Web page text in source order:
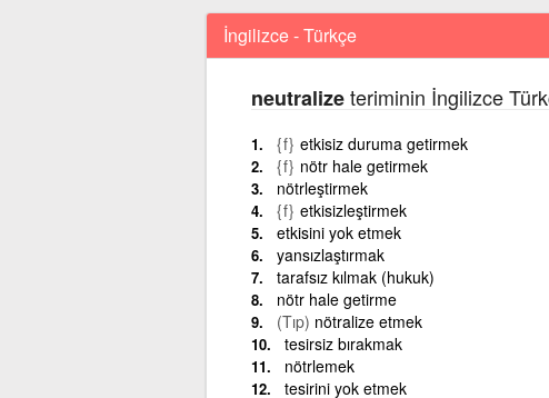
İngilizce - Türkçe
neutralizeteriminin İngilizce
{f} etkisiz duruma getirmek
{f} nötr hale getirmek
nötrleştirmek
{f} etkisizleştirmek
etkisini yok etmek
yansızlaştırmak
tarafsız kılmak (hukuk)
nötr hale getirme
(Tıp) nötralize etmek
tesirsiz bırakmak
nötrlemek
tesirini yok etmek